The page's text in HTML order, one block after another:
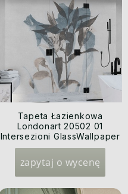
Tapeta Łazienkowa
Londonart 20502 01
Intersezioni GlassWallpaper
2020
zapytaj o wycenę